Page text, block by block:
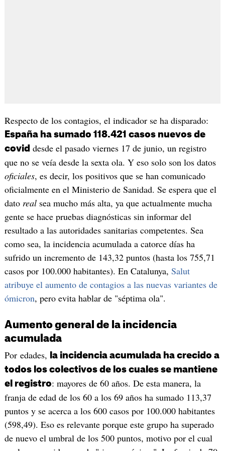
Respecto de los contagios, el indicador se ha disparado:
España ha sumado 118.421 casos nuevos de
covid desde el pasado viernes 17 de junio, un registro
que no se veía desde la sexta ola. Y eso solo son los datos
oficiales, es decir, los positivos que se han comunicado
oficialmente en el Ministerio de Sanidad. Se espera que el
dato realsea mucho más alta, ya que actualmente mucha
gente se hace pruebas diagnósticas sin informar del
resultado a las autoridades sanitarias competentes. Sea
como sea, la incidencia acumulada a catorce días ha
sufrido un incremento de 143,32 puntos (hasta los 755,71
casos por 100.000 habitantes). En Catalunya, Salut
atribuye el aumento de contagios a las nuevas variantes de
ómicron, pero evita hablar de "séptima ola".
Aumento general de la incidencia
acumulada
Por edades,
la incidencia acumulada ha crecido a
todos los colectivos de los cuales se mantiene
el registro: mayores de 60 años. De esta manera, la
franja de edad de los 60 a los 69 años ha sumado 113,37
puntos y se acerca a los 600 casos por 100.000 habitantes
(598,49). Eso es relevante porque este grupo ha superado
de nuevo el umbral de los 500 puntos, motivo por el cual